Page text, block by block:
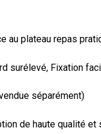
plateau repas
surélevé, Fixation
séparément)
de haute qualité